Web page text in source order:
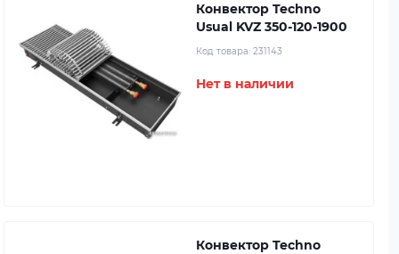
Конвектор Techno
Usual KVZ 350-120-1900
Код товара: 231143
Нет в наличии
Конвектор Techno